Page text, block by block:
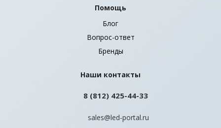
Помощь
Блог
Вопрос-ответ
Бренды
Наши контакты
8 (812) 425-44-33
sales@led-portal.ru